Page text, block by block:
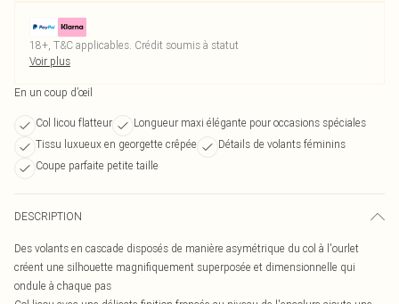
18+, T&C applicables. Crédit soumis à statut
Voir plus
En un coup d’œil
Col licou flatteur
Longueur maxi élégante pour occasions spéciales
Tissu luxueux en georgette crêpée
Détails de volants féminins
Coupe parfaite petite taille
DESCRIPTION
Des volants en cascade disposés de manière asymétrique du col à l'ourlet
créent une silhouette magnifiquement superposée et dimensionnelle qui
ondule à chaque pas